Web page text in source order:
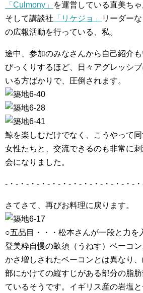
「Culmony」
を運営している直美ち
そして講談社 「リケジョ」
リーダー
の広報活動を行っている、私。
途中、参加のみなさんから自己紹介も
びっくりするほど、日々アグレッシ
いる方ばかりで、圧倒されます。
鯨を楽しむだけでなく、こうやって
女性たちと、交流できるのも非常に
会になりました。
-・-・-・-・-・-・-・-・-・-・-・-・-
さてさて、再びお料理に戻ります。
○五品目・・・松本さんが一段と力を
登美粋自慢の畝須（うねす）ベーコ
かさ増しされたベーコンとは異なり
部にかけての縦すじがある部分の脂
ているそうです。イギリス産の岩塩